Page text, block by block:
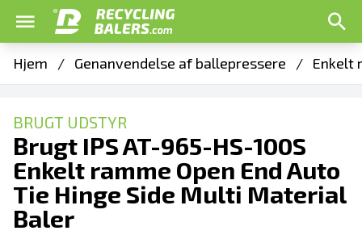
Hjem / Genanvendelse af ballepressere / Enkelt
BRUGT UDSTYR
Brugt IPS AT-965-HS-100S
Enkelt ramme Open End Auto
Tie Hinge Side Multi Material
Baler